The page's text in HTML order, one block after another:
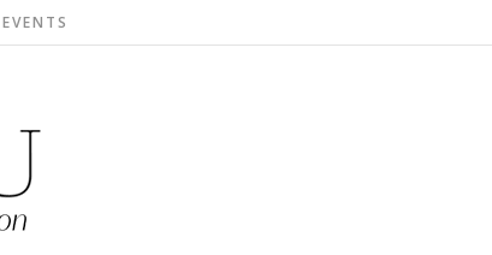
EVENTS